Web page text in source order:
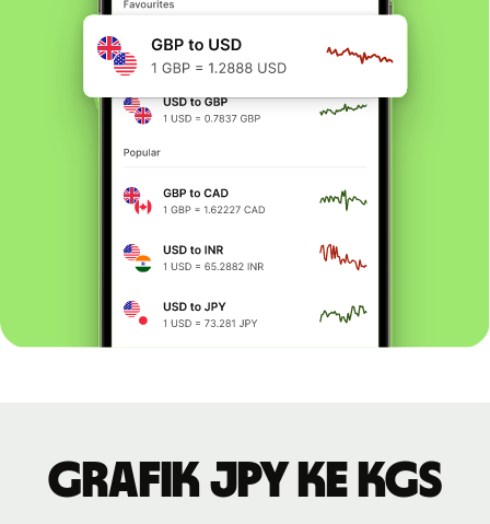
Grafik JPY ke KGS